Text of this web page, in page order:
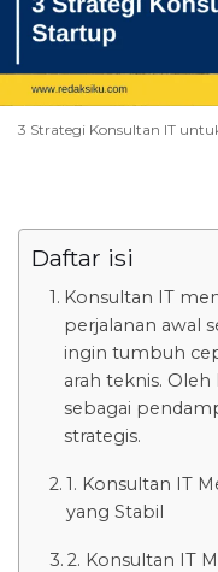
3 Strategi Konsultan IT
Daftar isi
Konsultan IT
perjalanan awal
ingin tumbuh
arah teknis.
sebagai
strategis.
1. Konsultan IT
yang Stabil
2. Konsultan IT